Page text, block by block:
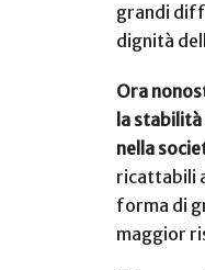
grandi
dignità
Ora
la
nella
ricattabili
forma di
maggior